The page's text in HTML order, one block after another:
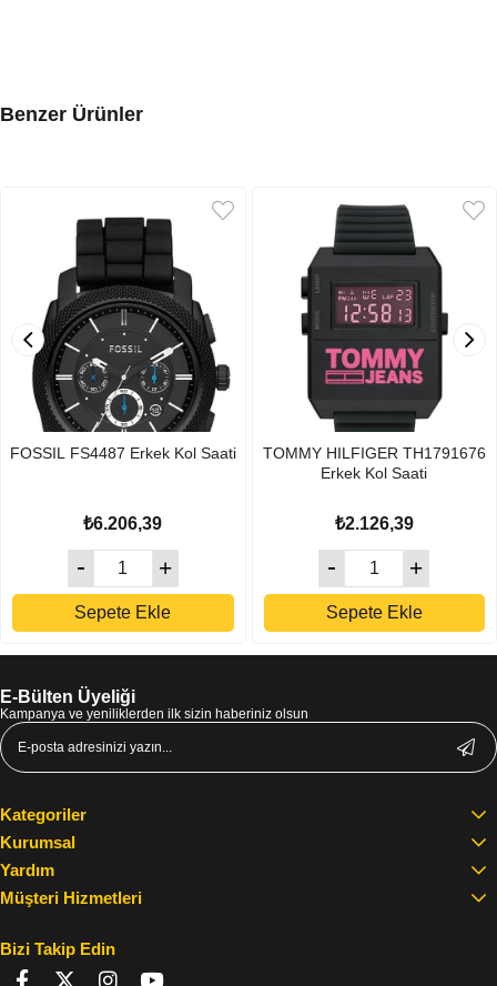
Benzer Ürünler
FOSSIL FS4487 Erkek Kol Saati
₺6.206,39
Sepete Ekle
TOMMY HILFIGER TH1791676
Erkek Kol Saati
₺2.126,39
Sepete Ekle
E-Bülten Üyeliği
Kampanya ve yeniliklerden ilk sizin haberiniz olsun
Kategoriler
Kurumsal
Yardım
Müşteri Hizmetleri
Bizi Takip Edin